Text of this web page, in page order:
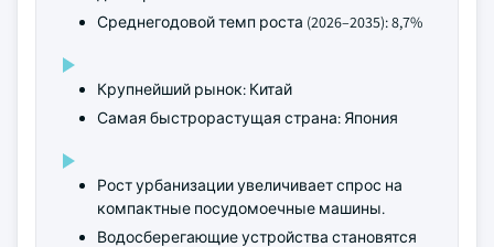
Среднегодовой темп роста (2026–2035): 8,7%
Крупнейший рынок: Китай
Самая быстрорастущая страна: Япония
Рост урбанизации увеличивает спрос на
компактные посудомоечные машины.
Водосберегающие устройства становятся